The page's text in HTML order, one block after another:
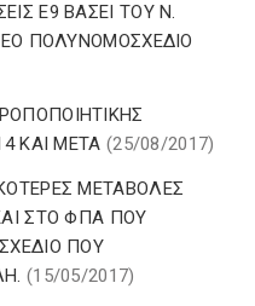
Ε9 ΒΑΣΕΙ ΤΟΥ Ν.
ΠΟΛΥΝΟΜΟΣΧΕΔΙΟ
ΚΑΙ ΜΕΤΑ (25/08/2017)
ΜΕΤΑΒΟΛΕΣ
ΣΤΟ ΦΠΑ ΠΟΥ
ΠΟΥ
(15/05/2017)